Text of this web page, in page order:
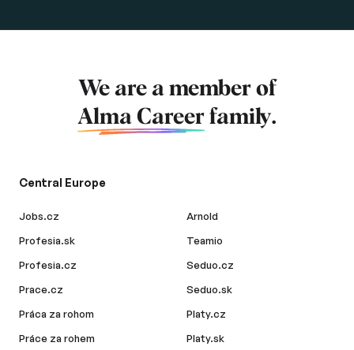
We are a member of
Alma Career family.
Central Europe
Jobs.cz
Profesia.sk
Profesia.cz
Prace.cz
Práca za rohom
Práce za rohem
Arnold
Teamio
Seduo.cz
Seduo.sk
Platy.cz
Platy.sk